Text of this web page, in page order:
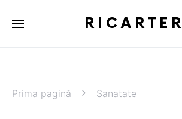
RICARTER
Prima pagină Sanatate